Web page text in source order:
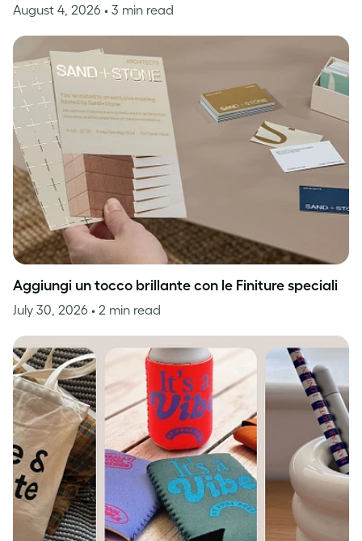
August 4, 2026 • 3 min read
Aggiungi un tocco brillante con le Finiture speciali
July 30, 2026 • 2 min read